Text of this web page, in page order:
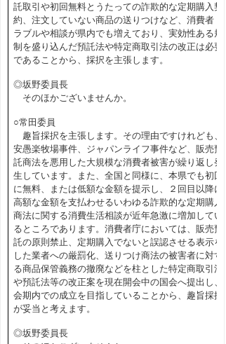
託取引や初回無料とうたっての詐欺的な定期購入契
約、注文していない商品の送りつけなど、消費者ト
ラブルや相談が県内でも増えており、実効性ある規
制を盛り込んだ預託法や特定商取引法の改正は必要
であることから、採択を主張します。
◎坂野委員長
そのほかございませんか。
○常田委員
趣旨採択を主張します。その理由ですけれども、
安愚楽牧場事件、ジャパンライフ事件など、販売預
託商法を悪用した大規模な消費者被害が繰り返し発
生しています。また、全国と同様に、本県でも初回
に無料、または低額な金額を提示し、２回目以降に
高額な金額を支払わせるいわゆる詐欺的な定期購入
商法に関する消費生活相談が近年急激に増加してい
るところであります。消費者庁においては、販売預
託の原則禁止、定期購入でないと誤認させる表示を
した業者への厳罰化、送りつけ商法の被害者に対す
る商品保管義務の撤廃などを柱とした特定商取引法
や預託法等の改正案を現在開会中の国会へ提出し、
会期内での成立を目指していることから、趣旨採択
が妥当と考えます。
◎坂野委員長